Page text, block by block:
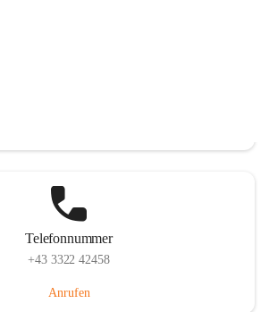
Telefonnummer
+43 3322 42458
Anrufen